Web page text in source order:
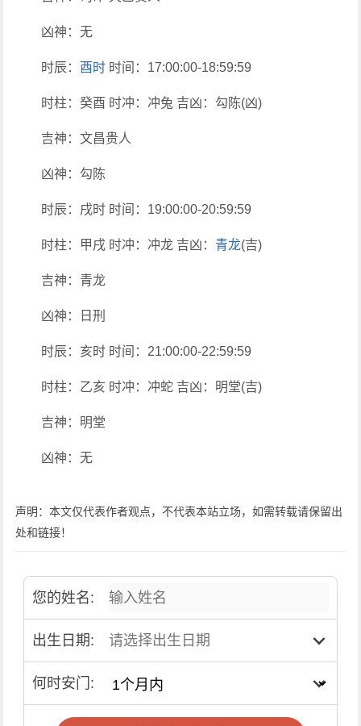
凶神：无
时辰： 酉时 时间：17:00:00-18:59:59
时柱：癸酉 时冲：冲兔 吉凶：勾陈(凶)
吉神：文昌贵人
凶神：勾陈
时辰：戌时 时间：19:00:00-20:59:59
时柱：甲戌 时冲：冲龙 吉凶： 青龙(吉)
吉神：青龙
凶神：日刑
时辰：亥时 时间：21:00:00-22:59:59
时柱：乙亥 时冲：冲蛇 吉凶：明堂(吉)
吉神：明堂
凶神：无
声明：本文仅代表作者观点，不代表本站立场，如需转载请保留出
处和链接！
您的姓名:
出生日期:
何时安门: